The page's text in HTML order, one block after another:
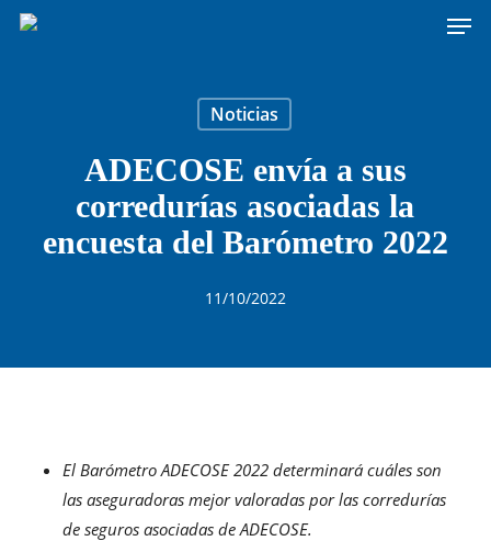
Skip
Noticias
ADECOSE envía a sus
corredurías asociadas la
encuesta del Barómetro 2022
11/10/2022
El Barómetro ADECOSE 2022 determinará cuáles son
las aseguradoras mejor valoradas por las corredurías
de seguros asociadas de ADECOSE.